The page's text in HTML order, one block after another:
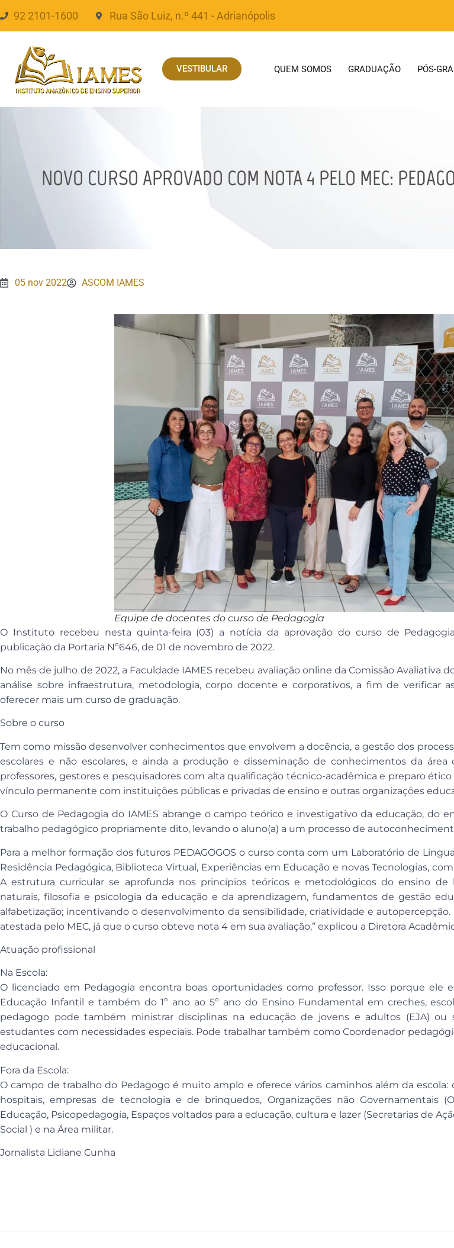
92 2101-1600 Rua São Luiz, n.º 441 - Adrianópolis
VESTIBULAR QUEM SOMOS GRADUAÇÃO PÓS-
NOVO CURSO APROVADO COM NOTA 4 PELO MEC:
05 nov 2022 ASCOM IAMES
Equipe de docentes do curso de Pedagogia
O Instituto recebeu nesta quinta-feira (03) a notícia da aprovação do curso de
publicação da Portaria Nº646, de 01 de novembro de 2022.
No mês de julho de 2022, a Faculdade IAMES recebeu avaliação online da Comissão Avaliativa
análise sobre infraestrutura, metodologia, corpo docente e corporativos, a fim de verificar
oferecer mais um curso de graduação.
Sobre o curso
Tem como missão desenvolver conhecimentos que envolvem a docência, a gestão dos
escolares e não escolares, e ainda a produção e disseminação de conhecimentos da área
professores, gestores e pesquisadores com alta qualificação técnico-acadêmica e preparo
vínculo permanente com instituições públicas e privadas de ensino e outras organizações
O Curso de Pedagogia do IAMES abrange o campo teórico e investigativo da educação, do
trabalho pedagógico propriamente dito, levando o aluno(a) a um processo de
Para a melhor formação dos futuros PEDAGOGOS o curso conta com um Laboratório de
Residência Pedagógica, Biblioteca Virtual, Experiências em Educação e novas Tecnologias,
A estrutura curricular se aprofunda nos princípios teóricos e metodológicos do ensino de
naturais, filosofia e psicologia da educação e da aprendizagem, fundamentos de gestão
alfabetização; incentivando o desenvolvimento da sensibilidade, criatividade e
atestada pelo MEC, já que o curso obteve nota 4 em sua avaliação,” explicou a Diretora
Atuação profissional
Na Escola:
O licenciado em Pedagogia encontra boas oportunidades como professor. Isso porque ele
Educação Infantil e também do 1º ano ao 5º ano do Ensino Fundamental em creches,
pedagogo pode também ministrar disciplinas na educação de jovens e adultos (EJA) ou
estudantes com necessidades especiais. Pode trabalhar também como Coordenador
educacional.
Fora da Escola:
O campo de trabalho do Pedagogo é muito amplo e oferece vários caminhos além da escola:
hospitais, empresas de tecnologia e de brinquedos, Organizações não Governamentais
Educação, Psicopedagogia, Espaços voltados para a educação, cultura e lazer (Secretarias de
Social ) e na Área militar.
Jornalista Lidiane Cunha